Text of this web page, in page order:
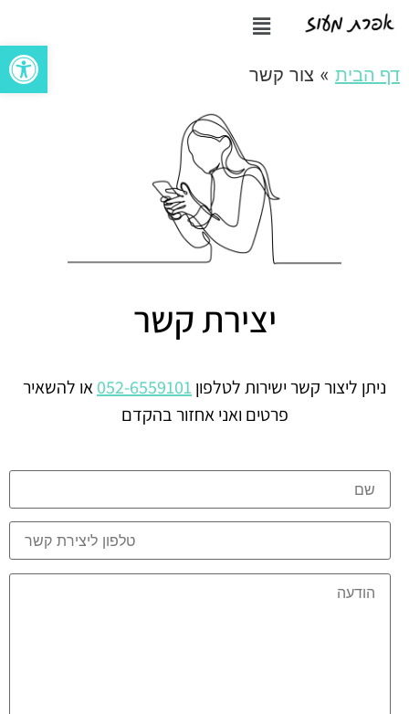
דף הבית » צור קשר
יצירת קשר
ניתן ליצור קשר ישירות לטלפון052-6559101או להשאיר
פרטים ואני אחזור בהקדם
פתח